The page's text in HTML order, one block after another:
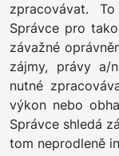
zpracovávat.
Správce pro
závažné
zájmy, právy a/
nutné
výkon nebo
Správce shledá
tom neprodleně